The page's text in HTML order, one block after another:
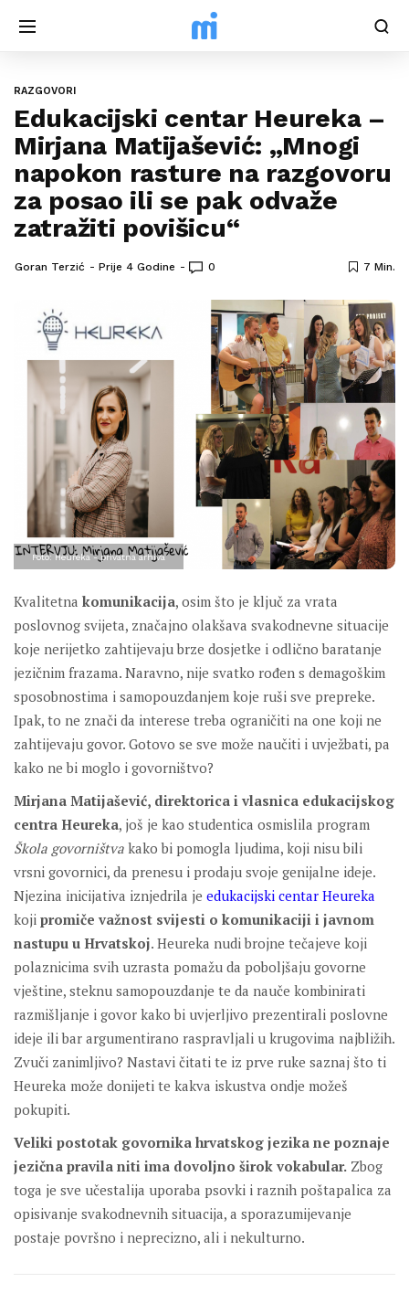
RAZGOVORI
Edukacijski centar Heureka –
Mirjana Matijašević: „Mnogi
napokon rasture na razgovoru
za posao ili se pak odvaže
zatražiti povišicu“
Goran Terzić Prije 4 Godine 0 7 Min.
Foto: Heureka - privatna arhiva
Kvalitetna komunikacija, osim što je ključ za vrata
poslovnog svijeta, značajno olakšava svakodnevne situacije
koje nerijetko zahtijevaju brze dosjetke i odlično baratanje
jezičnim frazama. Naravno, nije svatko rođen s demagoškim
sposobnostima i samopouzdanjem koje ruši sve prepreke.
Ipak, to ne znači da interese treba ograničiti na one koji ne
zahtijevaju govor. Gotovo se sve može naučiti i uvježbati, pa
kako ne bi moglo i govorništvo?
Mirjana Matijašević, direktorica i vlasnica edukacijskog
centra Heureka, još je kao studentica osmislila program
Škola govorništva kako bi pomogla ljudima, koji nisu bili
vrsni govornici, da prenesu i prodaju svoje genijalne ideje.
Njezina inicijativa iznjedrila je edukacijski centar Heureka
koji promiče važnost svijesti o komunikaciji i javnom
nastupu u Hrvatskoj. Heureka nudi brojne tečajeve koji
polaznicima svih uzrasta pomažu da poboljšaju govorne
vještine, steknu samopouzdanje te da nauče kombinirati
razmišljanje i govor kako bi uvjerljivo prezentirali poslovne
ideje ili bar argumentirano raspravljali u krugovima najbližih.
Zvuči zanimljivo? Nastavi čitati te iz prve ruke saznaj što ti
Heureka može donijeti te kakva iskustva ondje možeš
pokupiti.
Veliki postotak govornika hrvatskog jezika ne poznaje
jezična pravila niti ima dovoljno širok vokabular. Zbog
toga je sve učestalija uporaba psovki i raznih poštapalica za
opisivanje svakodnevnih situacija, a sporazumijevanje
postaje površno i neprecizno, ali i nekulturno.